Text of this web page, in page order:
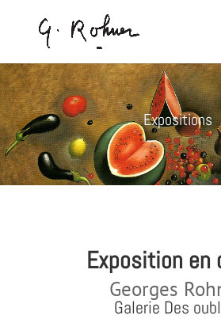
Expositions
Exposition en
Georges
Galerie Des